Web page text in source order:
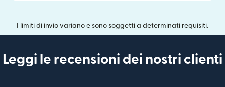
I limiti di invio variano e sono soggetti a determinati requisiti.
Leggi le recensioni dei nostri clienti